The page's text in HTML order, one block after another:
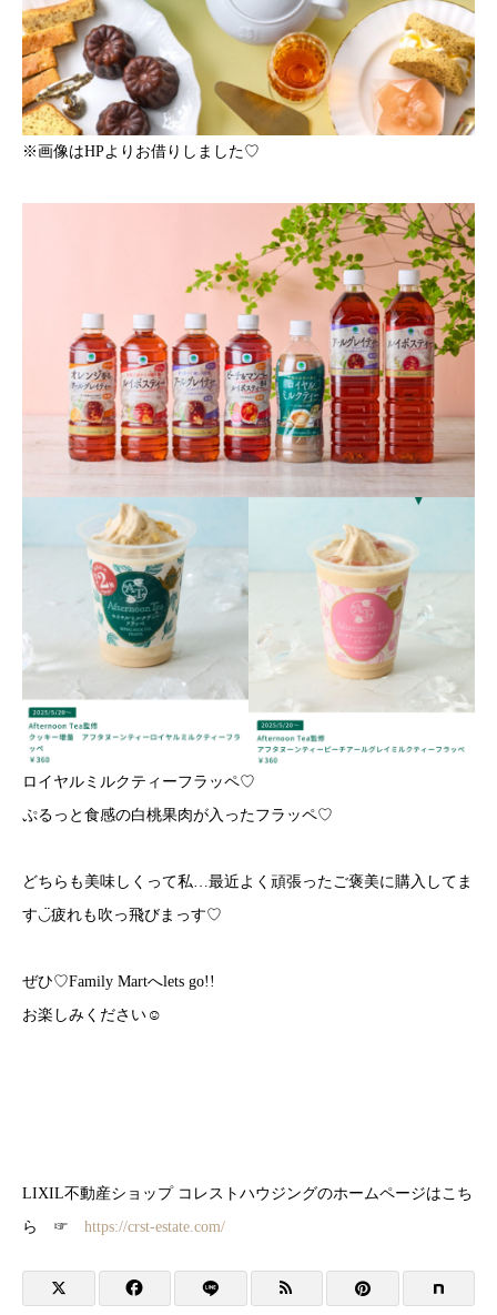
※画像はHPよりお借りしました♡
ロイヤルミルクティーフラッペ♡
ぷるっと食感の白桃果肉が入ったフラッペ♡
どちらも美味しくって私…最近よく頑張ったご褒美に購入してま
す◡̈疲れも吹っ飛びまっす♡
ぜひ♡Family Martへlets go!!
お楽しみください☺︎
LIXIL不動産ショップ コレストハウジングのホームページはこち
ら ☞ https://crst-estate.com/